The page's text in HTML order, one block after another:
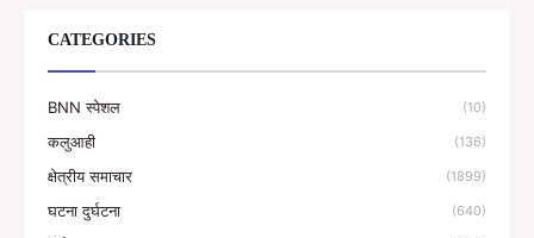
CATEGORIES
BNN स्पेशल (10)
कलुआही (136)
क्षेत्रीय समाचार (1899)
घटना दुर्घटना (640)